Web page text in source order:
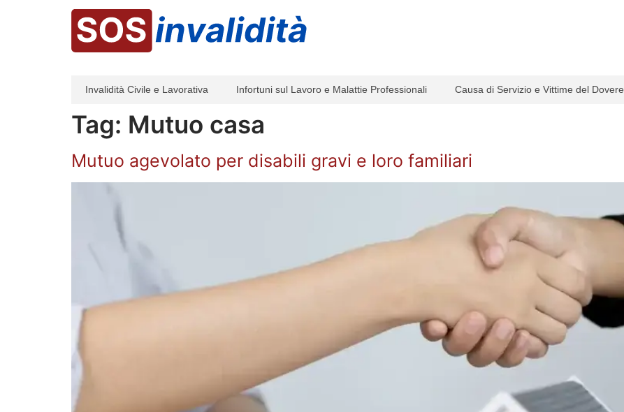
Invalidità Civile e Lavorativa Infortuni sul Lavoro e Malattie Professionali Causa di Servizio e Vittime del Dovere
Tag: Mutuo casa
Mutuo agevolato per disabili gravi e loro familiari